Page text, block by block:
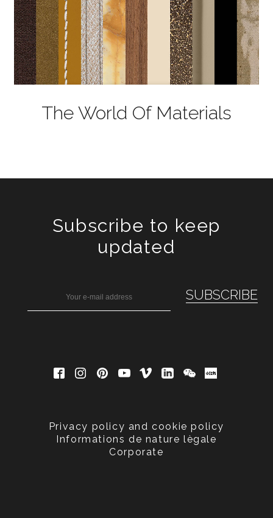
The World Of Materials
Subscribe to keep
updated
Privacy policy and cookie policy
Informations de nature lègale
Corporate